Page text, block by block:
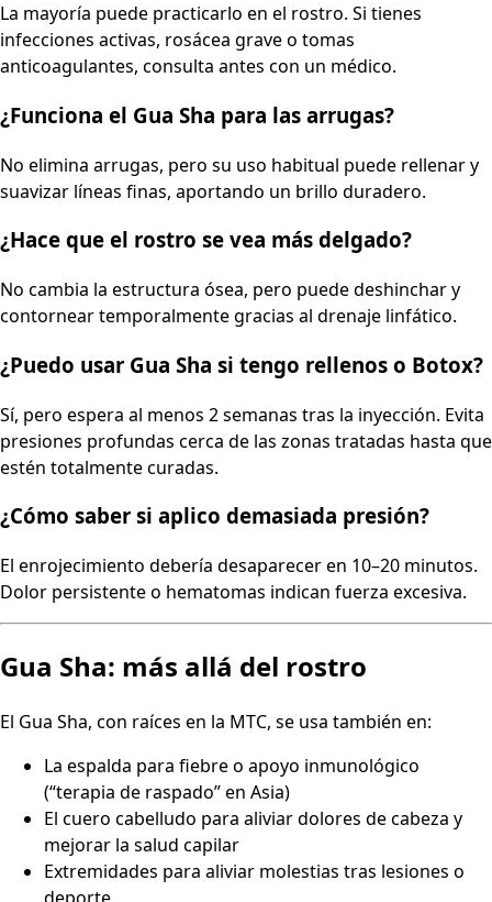
La mayoría puede practicarlo en el rostro. Si tienes
infecciones activas, rosácea grave o tomas
anticoagulantes, consulta antes con un médico.
¿Funciona el Gua Sha para las arrugas?
No elimina arrugas, pero su uso habitual puede rellenar y
suavizar líneas finas, aportando un brillo duradero.
¿Hace que el rostro se vea más delgado?
No cambia la estructura ósea, pero puede deshinchar y
contornear temporalmente gracias al drenaje linfático.
¿Puedo usar Gua Sha si tengo rellenos o Botox?
Sí, pero espera al menos 2 semanas tras la inyección. Evita
presiones profundas cerca de las zonas tratadas hasta que
estén totalmente curadas.
¿Cómo saber si aplico demasiada presión?
El enrojecimiento debería desaparecer en 10–20 minutos.
Dolor persistente o hematomas indican fuerza excesiva.
Gua Sha: más allá del rostro
El Gua Sha, con raíces en la MTC, se usa también en:
La espalda para fiebre o apoyo inmunológico
(“terapia de raspado” en Asia)
El cuero cabelludo para aliviar dolores de cabeza y
mejorar la salud capilar
Extremidades para aliviar molestias tras lesiones o